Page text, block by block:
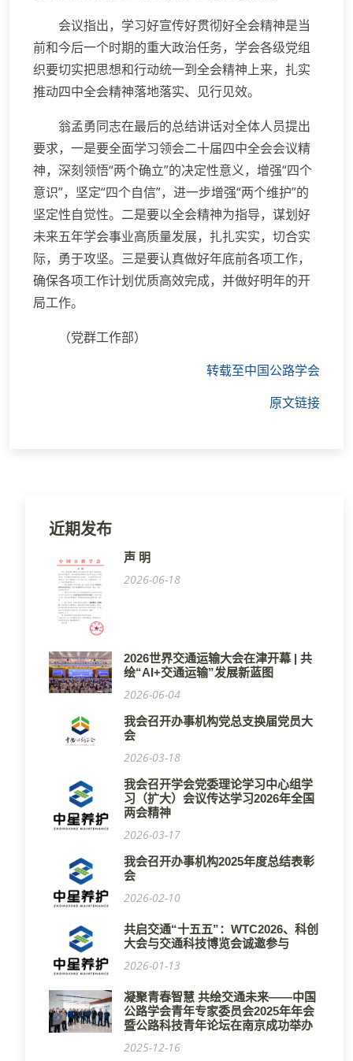
会议指出，学习好宣传好贯彻好全会精神是当
前和今后一个时期的重大政治任务，学会各级党组
织要切实把思想和行动统一到全会精神上来，扎实
推动四中全会精神落地落实、见行见效。
翁孟勇同志在最后的总结讲话对全体人员提出
要求，一是要全面学习领会二十届四中全会会议精
神，深刻领悟“两个确立”的决定性意义，增强“四个
意识”，坚定“四个自信”，进一步增强“两个维护”的
坚定性自觉性。二是要以全会精神为指导，谋划好
未来五年学会事业高质量发展，扎扎实实，切合实
际，勇于攻坚。三是要认真做好年底前各项工作，
确保各项工作计划优质高效完成，并做好明年的开
局工作。
（党群工作部）
转载至中国公路学会
原文链接
近期发布
声 明
2026-06-18
2026世界交通运输大会在津开幕 | 共
绘“AI+交通运输”发展新蓝图
2026-06-04
我会召开办事机构党总支换届党员大
会
2026-03-18
我会召开学会党委理论学习中心组学
习（扩大）会议传达学习2026年全国
两会精神
2026-03-17
我会召开办事机构2025年度总结表彰
会
2026-02-10
共启交通“十五五”：WTC2026、科创
大会与交通科技博览会诚邀参与
2026-01-13
凝聚青春智慧 共绘交通未来——中国
公路学会青年专家委员会2025年年会
暨公路科技青年论坛在南京成功举办
2025-12-16